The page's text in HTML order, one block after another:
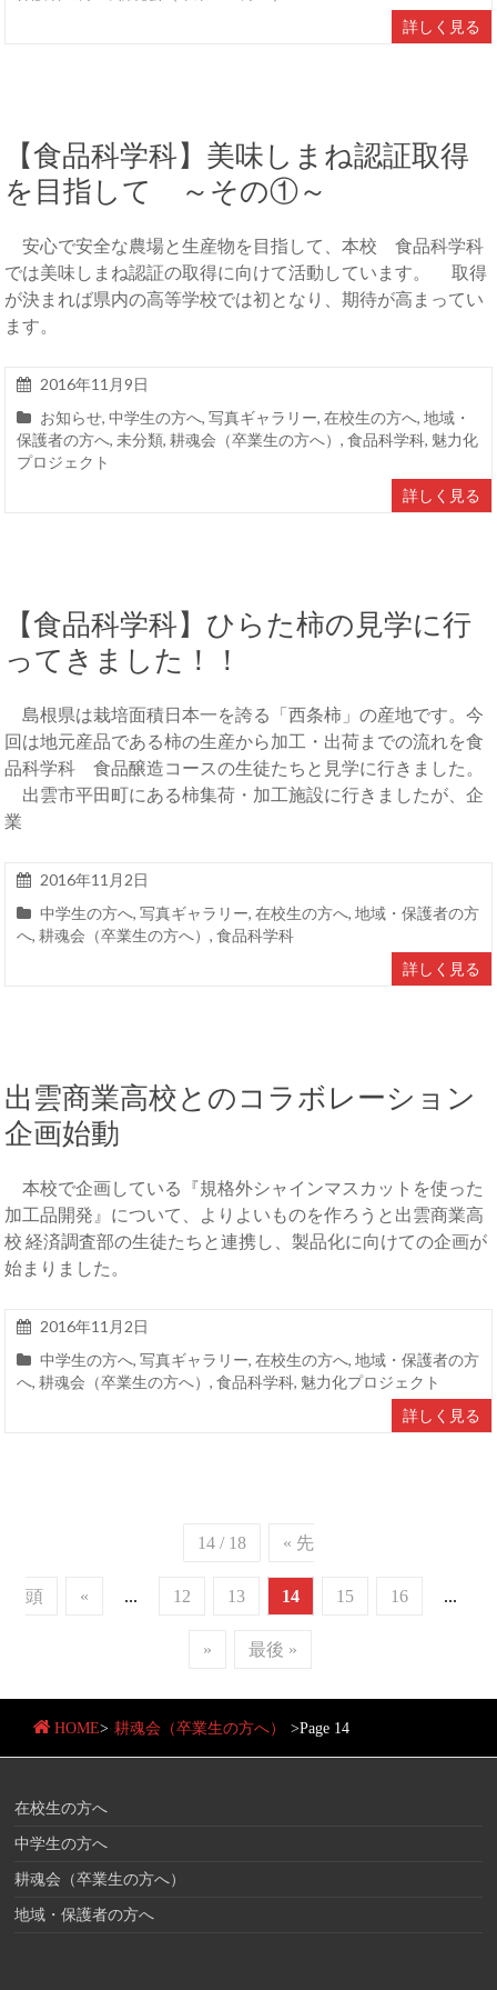
詳しく見る
【食品科学科】美味しまね認証取得
を目指して ～その①～
安心で安全な農場と生産物を目指して、本校 食品科学科
では美味しまね認証の取得に向けて活動しています。 取得
が決まれば県内の高等学校では初となり、期待が高まってい
ます。
2016年11月9日
お知らせ,中学生の方へ,写真ギャラリー,在校生の方へ,地域・
保護者の方へ, 未分類,耕魂会（卒業生の方へ）,食品科学科, 魅力化
プロジェクト
詳しく見る
【食品科学科】ひらた柿の見学に行
ってきました！！
島根県は栽培面積日本一を誇る「西条柿」の産地です。今
回は地元産品である柿の生産から加工・出荷までの流れを食
品科学科 食品醸造コースの生徒たちと見学に行きました。
出雲市平田町にある柿集荷・加工施設に行きましたが、企
業
2016年11月2日
中学生の方へ,写真ギャラリー,在校生の方へ,地域・保護者の方
へ,耕魂会（卒業生の方へ）,食品科学科
詳しく見る
出雲商業高校とのコラボレーション
企画始動
本校で企画している『規格外シャインマスカットを使った
加工品開発』について、よりよいものを作ろうと出雲商業高
校 経済調査部の生徒たちと連携し、製品化に向けての企画が
始まりました。
2016年11月2日
中学生の方へ,写真ギャラリー,在校生の方へ,地域・保護者の方
へ,耕魂会（卒業生の方へ）,食品科学科, 魅力化プロジェクト
詳しく見る
14 / 18 « 先
頭 « ... 12 13 14 15 16 ...
» 最後 »
HOME> 耕魂会（卒業生の方へ） >Page 14
在校生の方へ
中学生の方へ
耕魂会（卒業生の方へ）
地域・保護者の方へ